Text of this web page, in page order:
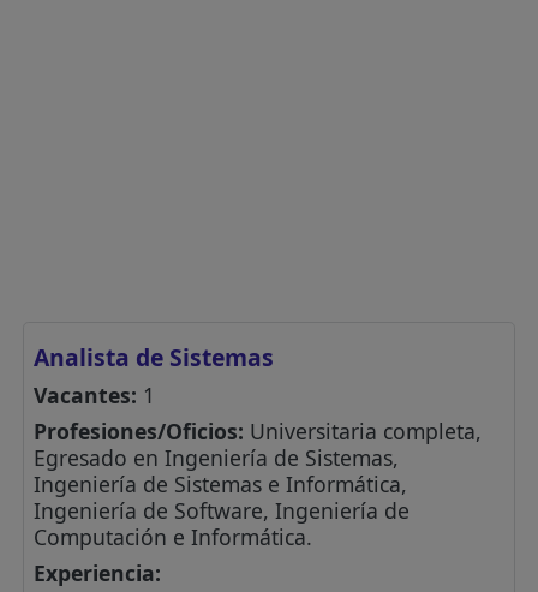
Analista de Sistemas
Vacantes: 1
Profesiones/Oficios: Universitaria completa,
Egresado en Ingeniería de Sistemas,
Ingeniería de Sistemas e Informática,
Ingeniería de Software, Ingeniería de
Computación e Informática.
Experiencia: